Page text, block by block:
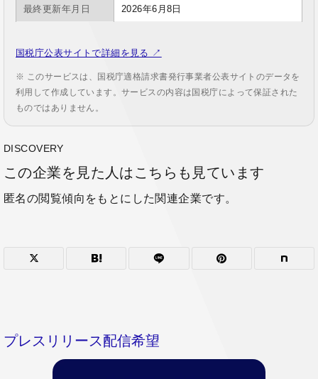
最終更新年月日 2026年6月8日
国税庁公表サイトで詳細を見る ↗
※ このサービスは、国税庁適格請求書発行事業者公表サイトのデータを
利用して作成しています。サービスの内容は国税庁によって保証された
ものではありません。
DISCOVERY
この企業を見た人はこちらも見ています
匿名の閲覧傾向をもとにした関連企業です。
プレスリリース配信希望